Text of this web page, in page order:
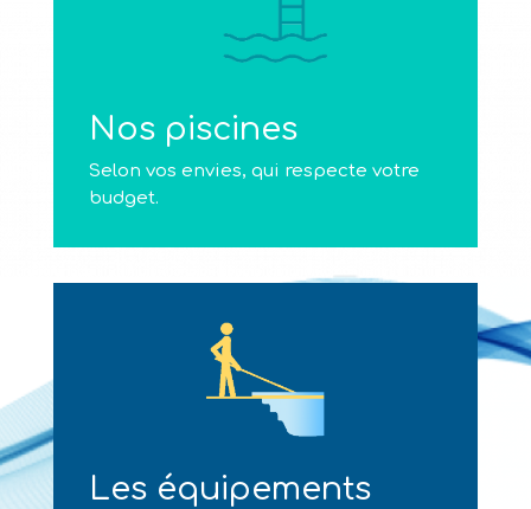
Nos piscines
Selon vos envies, qui respecte votre
budget.
Les équipements